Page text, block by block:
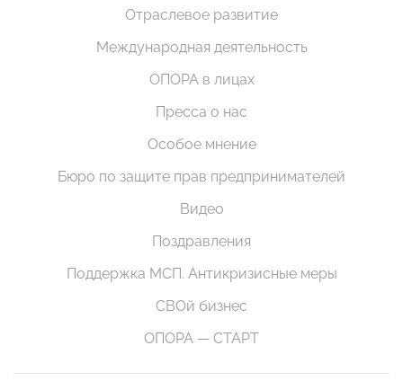
Отраслевое развитие
Международная деятельность
ОПОРА в лицах
Пресса о нас
Особое мнение
Бюро по защите прав предпринимателей
Видео
Поздравления
Поддержка МСП. Антикризисные меры
СВОй бизнес
ОПОРА — СТАРТ